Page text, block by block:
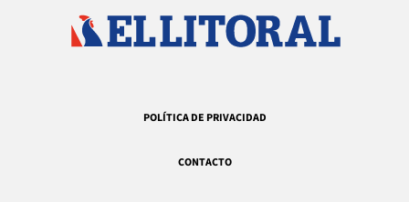
POLÍTICA DE PRIVACIDAD
CONTACTO